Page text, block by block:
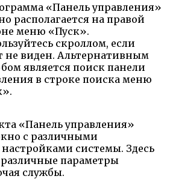
«Панель управления»
располагается на правой
меню «Пуск».
скроллом, если
не виден. Альтернативным
является поиск панели
в строке поиска меню
«Панель управления»
с различными
системы. Здесь
параметры
службы.